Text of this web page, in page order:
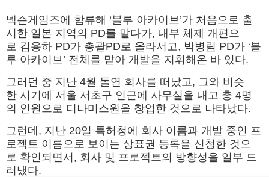
넥슨게임즈에 합류해 ‘블루 아카이브’가 처음으로 출
시한 일본 지역의 PD를 맡다가, 내부 체제 개편으
로 김용하 PD가 총괄PD로 올라서고, 박병림 PD가 ‘블
루 아카이브’ 전체를 맡아 개발을 지휘해온 바 있다.
그러던 중 지난 4월 돌연 회사를 떠났고, 그와 비슷
한 시기에 서울 서초구 인근에 사무실을 내고 총 4명
의 인원으로 디나미스원을 창업한 것으로 나타났다.
그런데, 지난 20일 특허청에 회사 이름과 개발 중인 프
로젝트 이름으로 보이는 상표권 등록을 신청한 것으
로 확인되면서, 회사 및 프로젝트의 방향성을 일부 드
러냈다.